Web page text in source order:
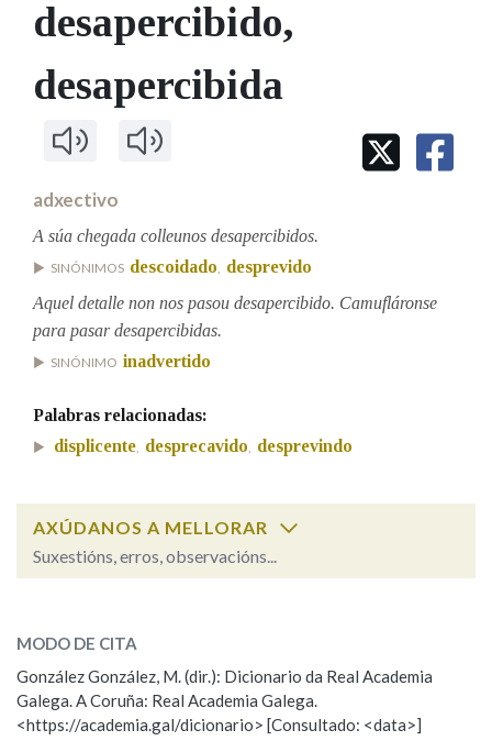
IDENTIDADE CORPORATIVA
MARCIAL DEL ADALID
CASA-MUSEO EMILIA PARDO
BAZÁN
FIGURAS HOMENAXEADAS
60 ANOS DLG
PRIMAVERA DAS LETRAS
PORTAL DAS PALABRAS
Facebook
TwitterYoutubeInstagram
Bluesky
BUSCAR NOS LEMAS
Comeza por
Remata por
Contén
BUSCAR NO CONTIDO
Na fraseoloxía
OUTRAS OPCIÓNS DE BUSCA
Marcas gramaticais
desapercibido,
desapercibida
adxectivo
A súa chegada colleunos desapercibidos.
SINÓNIMOS descoidado, desprevido
Aquel detalle non nos pasou desapercibido. Camufláronse
para pasar desapercibidas.
SINÓNIMO inadvertido
Palabras relacionadas:
displicente, desprecavido, desprevindo
AXÚDANOS A MELLORAR
Suxestións, erros, observacións...
ESCOLLE UNHA OPCIÓN:
Observación Hai un erro na palabra
Propoño mellorar a definición
MODO DE CITA
González González, M. (dir.): Dicionario da Real Academia
Galega. A Coruña: Real Academia Galega.
<https://academia.gal/dicionario> [Consultado: <data>]